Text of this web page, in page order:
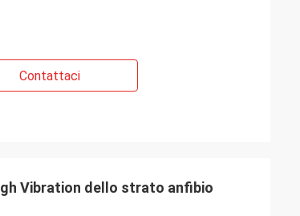
Contattaci
Vibration dello strato anfibio